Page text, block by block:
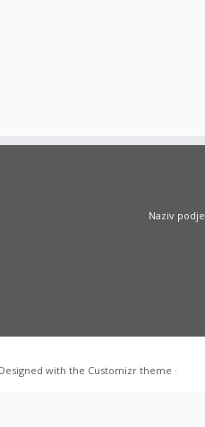
Naziv
Designed with the Customizr theme ·